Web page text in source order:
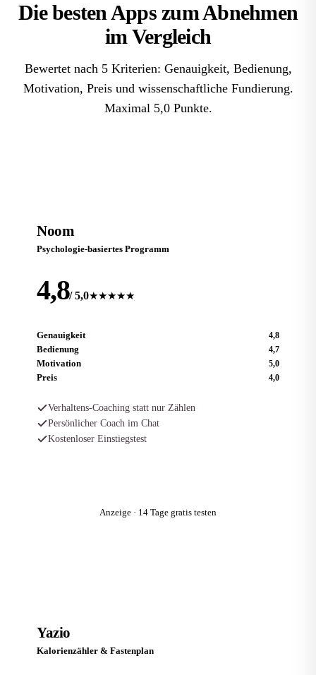
Diebesten Apps zum Abnehmen
im Vergleich
Bewertet nach 5 Kriterien: Genauigkeit, Bedienung,
Motivation, Preis und wissenschaftliche Fundierung.
Maximal 5,0 Punkte.
Noom
Psychologie-basiertes Programm
4,8/ 5,0★★★★★
Genauigkeit 4,8
Bedienung 4,7
Motivation 5,0
Preis 4,0
Verhaltens-Coaching statt nur Zählen
Persönlicher Coach im Chat
Kostenloser Einstiegstest
Anzeige · 14 Tage gratis testen
Yazio
Kalorienzähler & Fastenplan